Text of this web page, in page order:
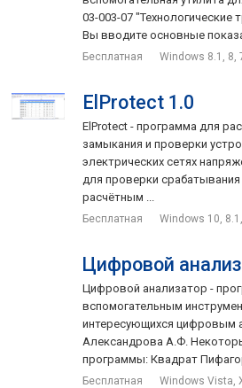
03-003-07
Вы вводите основные
Бесплатная Windows 8.1, 8,
ElProtect 1.0
ElProtect - программа для
замыкания и проверки
электрических сетях
для проверки
расчётным ...
Бесплатная Windows 10,
Цифровой
Цифровой анализатор -
вспомогательным
интересующихся цифровым
Александрова А.Ф.
программы: Квадрат
Бесплатная Windows Vista,